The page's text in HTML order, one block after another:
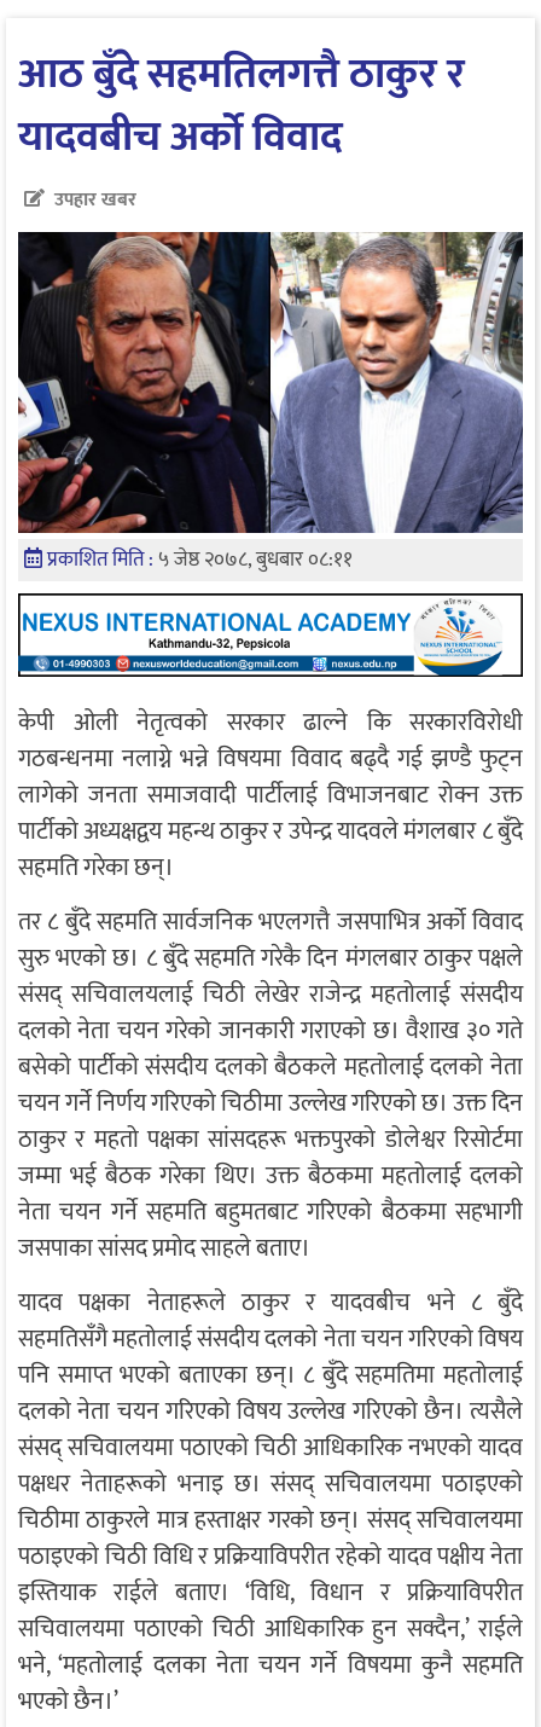
आठ बुँदे सहमतिलगत्तै ठाकुर र
यादवबीच अर्को विवाद
उपहार खबर
प्रकाशित मिति : ५ जेष्ठ २०७८, बुधबार ०८:११
केपी ओली नेतृत्वको सरकार ढाल्ने कि सरकारविरोधी
गठबन्धनमा नलाग्ने भन्ने विषयमा विवाद बढ्दै गई झण्डै फुट्न
लागेको जनता समाजवादी पार्टीलाई विभाजनबाट रोक्न उक्त
पार्टीको अध्यक्षद्वय महन्थ ठाकुर र उपेन्द्र यादवले मंगलबार ८ बुँदे
सहमति गरेका छन्।
तर ८ बुँदे सहमति सार्वजनिक भएलगत्तै जसपाभित्र अर्को विवाद
सुरु भएको छ। ८ बुँदे सहमति गरेकै दिन मंगलबार ठाकुर पक्षले
संसद् सचिवालयलाई चिठी लेखेर राजेन्द्र महतोलाई संसदीय
दलको नेता चयन गरेको जानकारी गराएको छ। वैशाख ३० गते
बसेको पार्टीको संसदीय दलको बैठकले महतोलाई दलको नेता
चयन गर्ने निर्णय गरिएको चिठीमा उल्लेख गरिएको छ। उक्त दिन
ठाकुर र महतो पक्षका सांसदहरू भक्तपुरको डोलेश्वर रिसोर्टमा
जम्मा भई बैठक गरेका थिए। उक्त बैठकमा महतोलाई दलको
नेता चयन गर्ने सहमति बहुमतबाट गरिएको बैठकमा सहभागी
जसपाका सांसद प्रमोद साहले बताए।
यादव पक्षका नेताहरूले ठाकुर र यादवबीच भने ८ बुँदे
सहमतिसँगै महतोलाई संसदीय दलको नेता चयन गरिएको विषय
पनि समाप्त भएको बताएका छन्। ८ बुँदे सहमतिमा महतोलाई
दलको नेता चयन गरिएको विषय उल्लेख गरिएको छैन। त्यसैले
संसद् सचिवालयमा पठाएको चिठी आधिकारिक नभएको यादव
पक्षधर नेताहरूको भनाइ छ। संसद् सचिवालयमा पठाइएको
चिठीमा ठाकुरले मात्र हस्ताक्षर गरको छन्। संसद् सचिवालयमा
पठाइएको चिठी विधि र प्रक्रियाविपरीत रहेको यादव पक्षीय नेता
इस्तियाक राईले बताए। ‘विधि, विधान र प्रक्रियाविपरीत
सचिवालयमा पठाएको चिठी आधिकारिक हुन सक्दैन,’ राईले
भने, ‘महतोलाई दलका नेता चयन गर्ने विषयमा कुनै सहमति
भएको छैन।’